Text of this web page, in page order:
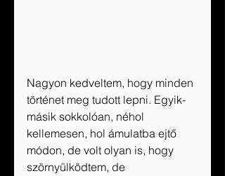
Nagyon kedveltem, hogy minden
történet meg tudott lepni. Egyik-
másik sokkolóan, néhol
kellemesen, hol ámulatba ejtő
módon, de volt olyan is, hogy
szörnyülködtem, de